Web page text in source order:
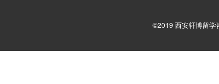
©2019 西安轩博留